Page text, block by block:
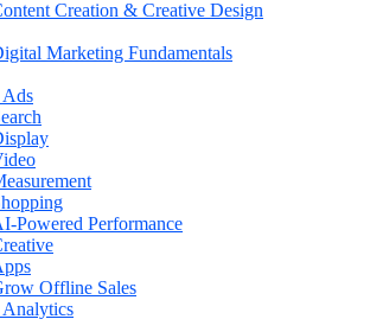
Creation & Creative Design
Marketing Fundamentals
Powered Performance
Offline Sales